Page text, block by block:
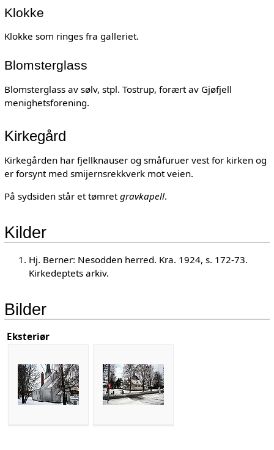
Klokke
Klokke som ringes fra galleriet.
Blomsterglass
Blomsterglass av sølv, stpl. Tostrup, forært av Gjøfjell
menighetsforening.
Kirkegård
Kirkegården har fjellknauser og småfuruer vest for kirken og
er forsynt med smijernsrekkverk mot veien.
På sydsiden står et tømretgravkapell.
Kilder
Hj. Berner: Nesodden herred. Kra. 1924, s. 172-73.
Kirkedeptets arkiv.
Bilder
Eksteriør